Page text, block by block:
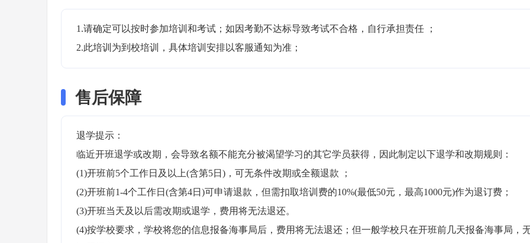
1.请确定可以按时参加培训和考试；如因考勤不达标导致考试不合格，自行承担责任 ；
2.此培训为到校培训，具体培训安排以客服通知为准；
售后保障
退学提示：
临近开班退学或改期，会导致名额不能充分被渴望学习的其它学员获得，因此制定以下退学和改期规则：
(1)开班前5个工作日及以上(含第5日)，可无条件改期或全额退款 ；
(2)开班前1-4个工作日(含第4日)可申请退款，但需扣取培训费的10%(最低50元，最高1000元)作为退订费；
(3)开班当天及以后需改期或退学，费用将无法退还。
(4)按学校要求，学校将您的信息报备海事局后，费用将无法退还；但一般学校只在开班前几天报备海事局，